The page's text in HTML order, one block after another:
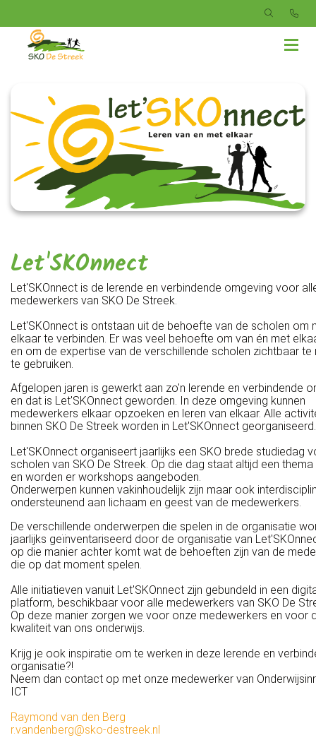
Let'SKOnnect
Let'SKOnnect is de lerende en verbindende omgeving voor
medewerkers van SKO De Streek.
Let'SKOnnect is ontstaan uit de behoefte van de scholen om
elkaar te verbinden. Er was veel behoefte om van én met
en om de expertise van de verschillende scholen zichtbaar te
te gebruiken.
Afgelopen jaren is gewerkt aan zo'n lerende en verbindende
en dat is Let'SKOnnect geworden. In deze omgeving kunnen
medewerkers elkaar opzoeken en leren van elkaar. Alle
binnen SKO De Streek worden in Let'SKOnnect georganiseerd.
Let'SKOnnect organiseert jaarlijks een SKO brede studiedag
scholen van SKO De Streek. Op die dag staat altijd een
en worden er workshops aangeboden.
Onderwerpen kunnen vakinhoudelijk zijn maar ook
ondersteunend aan lichaam en geest van de medewerkers.
De verschillende onderwerpen die spelen in de organisatie
jaarlijks geïnventariseerd door de organisatie van
op die manier achter komt wat de behoeften zijn van de
die op dat moment spelen.
Alle initiatieven vanuit Let'SKOnnect zijn gebundeld in een
platform, beschikbaar voor alle medewerkers van SKO De
Op deze manier zorgen we voor onze medewerkers en voor
kwaliteit van ons onderwijs.
Krijg je ook inspiratie om te werken in deze lerende en
organisatie?!
Neem dan contact op met onze medewerker van
ICT
Raymond van den Berg
r.vandenberg@sko-destreek.nl